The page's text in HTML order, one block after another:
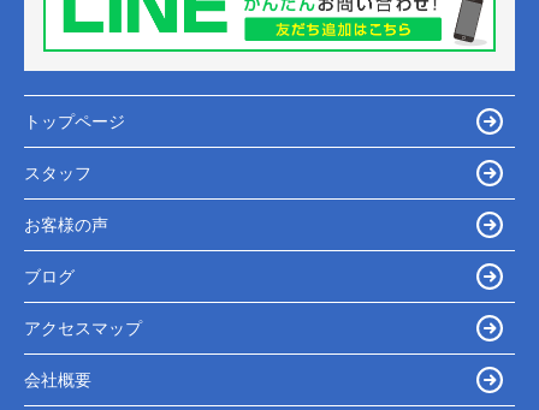
トップページ
スタッフ
お客様の声
ブログ
アクセスマップ
会社概要